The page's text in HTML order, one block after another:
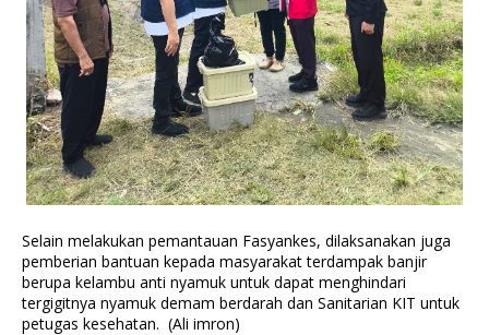
Selain melakukan pemantauan Fasyankes, dilaksanakan juga
pemberian bantuan kepada masyarakat terdampak banjir
berupa kelambu anti nyamuk untuk dapat menghindari
tergigitnya nyamuk demam berdarah dan Sanitarian KIT untuk
petugas kesehatan. (Ali imron)